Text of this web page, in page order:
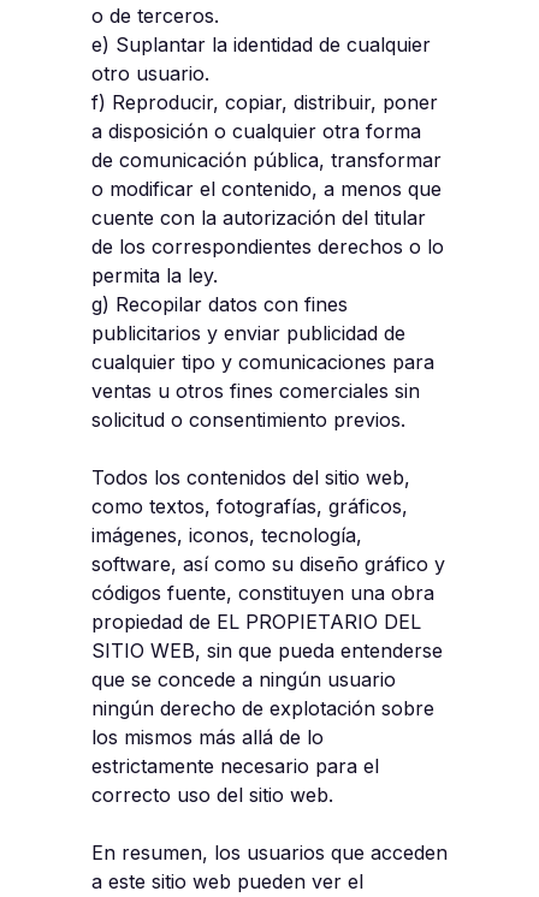
o de terceros.
e) Suplantar la identidad de cualquier
otro usuario.
f) Reproducir, copiar, distribuir, poner
a disposición o cualquier otra forma
de comunicación pública, transformar
o modificar el contenido, a menos que
cuente con la autorización del titular
de los correspondientes derechos o lo
permita la ley.
g) Recopilar datos con fines
publicitarios y enviar publicidad de
cualquier tipo y comunicaciones para
ventas u otros fines comerciales sin
solicitud o consentimiento previos.
Todos los contenidos del sitio web,
como textos, fotografías, gráficos,
imágenes, iconos, tecnología,
software, así como su diseño gráfico y
códigos fuente, constituyen una obra
propiedad de EL PROPIETARIO DEL
SITIO WEB, sin que pueda entenderse
que se concede a ningún usuario
ningún derecho de explotación sobre
los mismos más allá de lo
estrictamente necesario para el
correcto uso del sitio web.
En resumen, los usuarios que acceden
a este sitio web pueden ver el